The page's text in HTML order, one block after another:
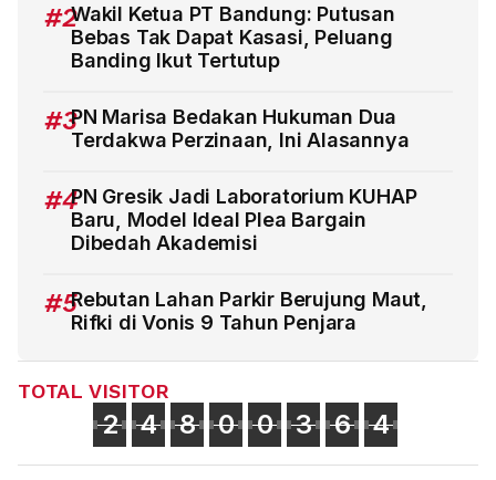
#2Wakil Ketua PT Bandung: Putusan
Bebas Tak Dapat Kasasi, Peluang
Banding Ikut Tertutup
#3PN Marisa Bedakan Hukuman Dua
Terdakwa Perzinaan, Ini Alasannya
#4PN Gresik Jadi Laboratorium KUHAP
Baru, Model Ideal Plea Bargain
Dibedah Akademisi
#5Rebutan Lahan Parkir Berujung Maut,
Rifki di Vonis 9 Tahun Penjara
TOTAL VISITOR
2 4 8 0 0 3 6 4